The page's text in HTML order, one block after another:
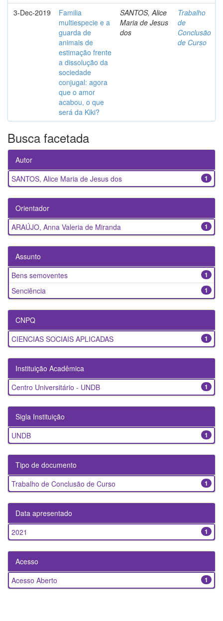
3-Dec-2019
Familia
multiespecie e a
guarda de
animais de
estimação frente
a dissolução da
sociedade
conjugal: agora
que o amor
acabou, o que
será da Kiki?
SANTOS, Alice
Maria de Jesus
dos
Trabalho
de
Conclusão
de Curso
Busca facetada
Autor
1
SANTOS, Alice Maria de Jesus dos
Orientador
1
ARAÚJO, Anna Valeria de Miranda
Assunto
1
Bens semoventes
1
Senciência
CNPQ
1
CIENCIAS SOCIAIS APLICADAS
Instituição Acadêmica
1
Centro Universitário - UNDB
Sigla Instituição
1
UNDB
Tipo de documento
1
Trabalho de Conclusão de Curso
Data apresentado
1
2021
Acesso
1
Acesso Aberto